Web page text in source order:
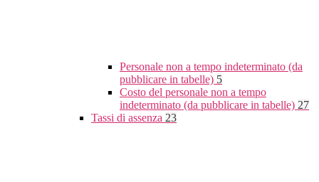
Personale non a tempo indeterminato (da
pubblicare in tabelle) 5
Costo del personale non a tempo
indeterminato (da pubblicare in tabelle) 27
Tassi di assenza 23